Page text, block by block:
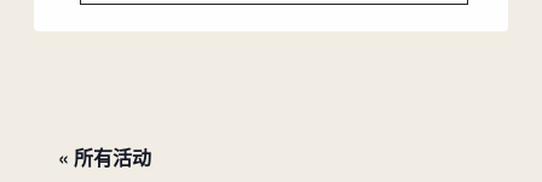
« 所有活动